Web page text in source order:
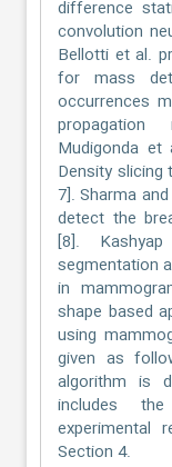
difference
convolution
Bellotti et al.
for mass
occurrences
Mudigonda
Density
7]. Sharma
detect the
[8].
segmentation
in
shape based
using
given as
algorithm is
includes
experimental
Section 4.